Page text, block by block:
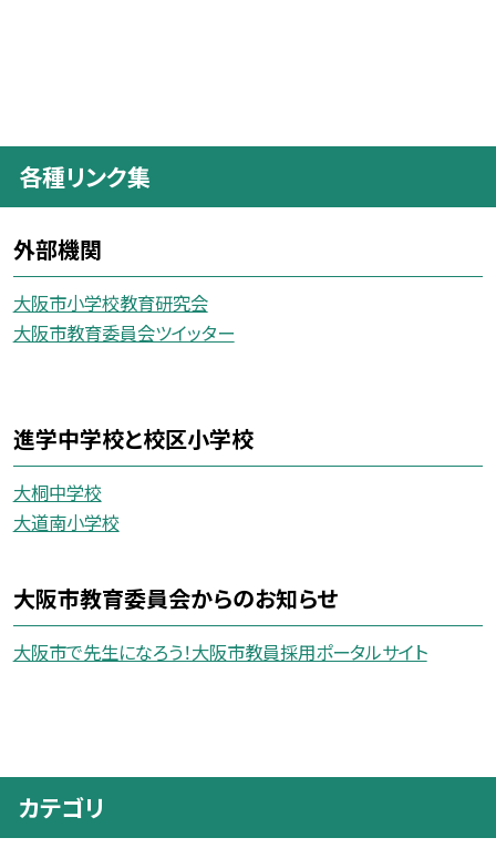
各種リンク集
外部機関
大阪市小学校教育研究会
大阪市教育委員会ツイッター
進学中学校と校区小学校
大桐中学校
大道南小学校
大阪市教育委員会からのお知らせ
大阪市で先生になろう！大阪市教員採用ポータルサイト
カテゴリ